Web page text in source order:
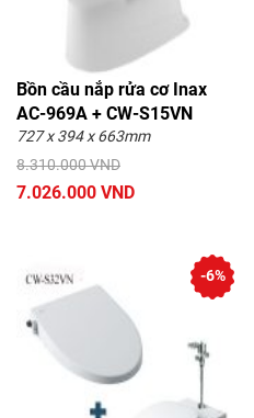
Bồn cầu nắp rửa cơ Inax
AC-969A + CW-S15VN
727 x 394 x 663mm
8.310.000 VND
7.026.000 VND
-6%